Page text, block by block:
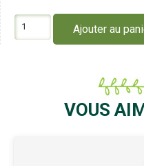
Ajouter au
VOUS